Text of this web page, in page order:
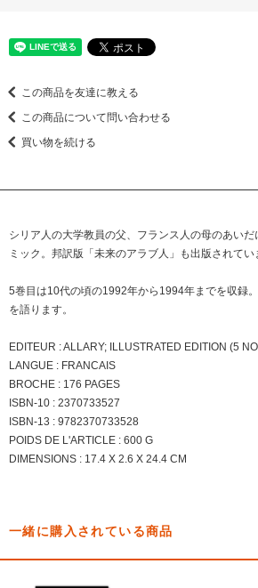
この商品を友達に教える
この商品について問い合わせる
買い物を続ける
シリア人の大学教員の父、フランス人の母のあい
ミック。邦訳版「未来のアラブ人」も出版されてい
5巻目は10代の頃の1992年から1994年までを収録
を語ります。
EDITEUR : ALLARY; ILLUSTRATED EDITION (5
LANGUE : FRANCAIS
BROCHE : 176 PAGES
ISBN-10 : 2370733527
ISBN-13 : 9782370733528
POIDS DE L'ARTICLE : 600 G
DIMENSIONS : 17.4 X 2.6 X 24.4 CM
一緒に購入されている商品